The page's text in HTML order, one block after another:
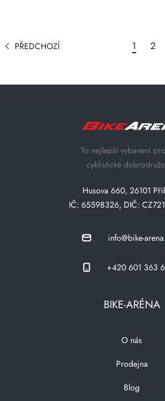
PŘEDCHOZÍ 1 2
To nejlepší vybavení
cyklistické
Husova 660, 26101
IČ: 65598326, DIČ:
info@bike-
+420 601 363
BIKE-ARÉNA
O nás
Prodejna
Blog